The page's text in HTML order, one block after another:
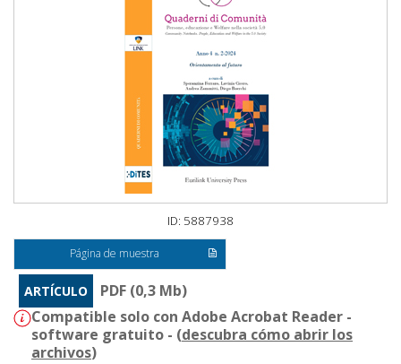
ID: 5887938
Página de muestra
ARTÍCULO
PDF (0,3 Mb)
Compatible solo con Adobe Acrobat Reader -
software gratuito - (descubra cómo abrir los
archivos)